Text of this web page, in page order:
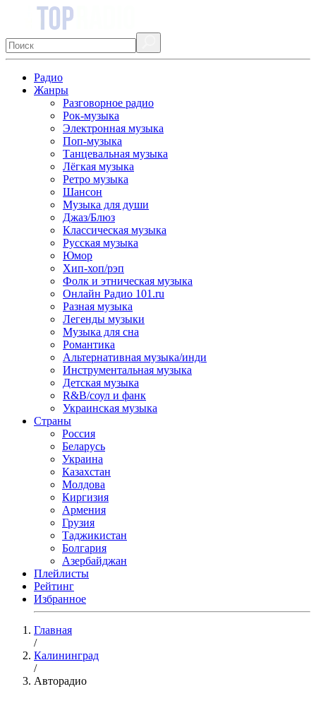
Радио
Жанры
Разговорное радио
Рок-музыка
Электронная музыка
Поп-музыка
Танцевальная музыка
Лёгкая музыка
Ретро музыка
Шансон
Музыка для души
Джаз/Блюз
Классическая музыка
Русская музыка
Юмор
Хип-хоп/рэп
Фолк и этническая музыка
Онлайн Радио 101.ru
Разная музыка
Легенды музыки
Музыка для сна
Романтика
Альтернативная музыка/инди
Инструментальная музыка
Детская музыка
R&B/cоул и фанк
Украинская музыка
Страны
Россия
Беларусь
Украина
Казахстан
Молдова
Киргизия
Армения
Грузия
Таджикистан
Болгария
Азербайджан
Плейлисты
Рейтинг
Избранное
Главная
/
Калининград
/
Авторадио